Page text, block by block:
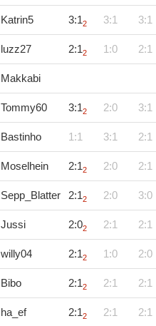
Katrin5 3:12 3:1 3:1
luzz27 2:12 1:0 2:1
Makkabi
Tommy60 3:12 2:0 3:1
Bastinho 1:1 3:1 2:1
Moselhein 2:12 2:0 2:1
Sepp_Blatter 2:12 2:0 3:0
Jussi 2:02 2:1 2:1
willy04 2:12 1:0 2:0
Bibo 2:12 2:1 2:1
ha_ef 2:12 2:1 2:1